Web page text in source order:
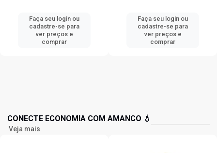
Faça seu login ou
cadastre-se para
ver preços e
comprar
Faça seu login ou
cadastre-se para
ver preços e
comprar
CONECTE ECONOMIA COM AMANCO 💧
Veja mais